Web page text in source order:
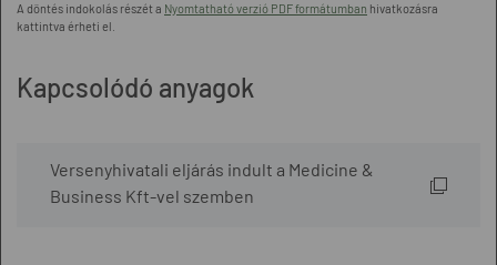
A döntés indokolás részét a Nyomtatható verzió PDF formátumban hivatkozásra
kattintva érheti el.
Kapcsolódó anyagok
Versenyhivatali eljárás indult a Medicine &
Business Kft-vel szemben